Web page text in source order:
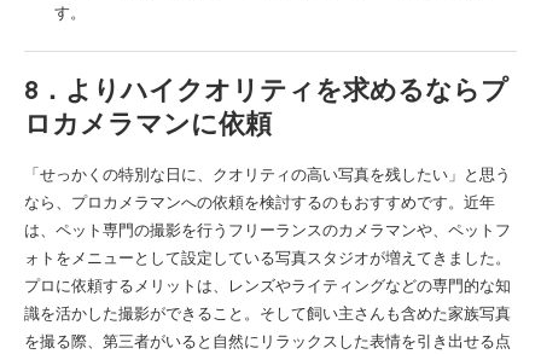
す。
8．よりハイクオリティを求めるならプ
ロカメラマンに依頼
「せっかくの特別な日に、クオリティの高い写真を残したい」と思う
なら、プロカメラマンへの依頼を検討するのもおすすめです。近年
は、ペット専門の撮影を行うフリーランスのカメラマンや、ペットフ
ォトをメニューとして設定している写真スタジオが増えてきました。
プロに依頼するメリットは、レンズやライティングなどの専門的な知
識を活かした撮影ができること。そして飼い主さんも含めた家族写真
を撮る際、第三者がいると自然にリラックスした表情を引き出せる点